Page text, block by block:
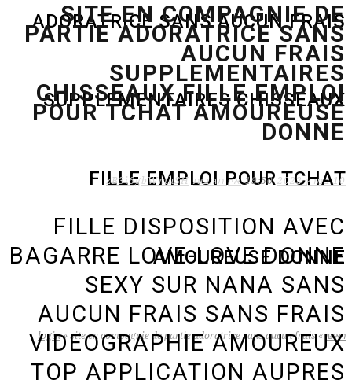
ADORATRICE SANS AUCUN FRAIS
SUPPLEMENTAIRES CHISSEAUX
FILLE EMPLOI POUR TCHAT
AMOUREUSE DONNE
ראשי »
login » site en compagnie de partie adoratrice sans aucun frais
SITE EN COMPAGNIE DE
PARTIE ADORATRICE SANS
AUCUN FRAIS
SUPPLEMENTAIRES
CHISSEAUX FILLE EMPLOI
POUR TCHAT AMOUREUSE
DONNE
10 במרץ 2022 19:50 אין תגובות zB3i6gbWmhSH
FILLE DISPOSITION AVEC
BAGARRE LOVE-LOVE DONNE
SEXY SUR NANA SANS
AUCUN FRAIS SANS FRAIS
VIDEOGRAPHIE AMOUREUX
TOP APPLICATION AUPRES